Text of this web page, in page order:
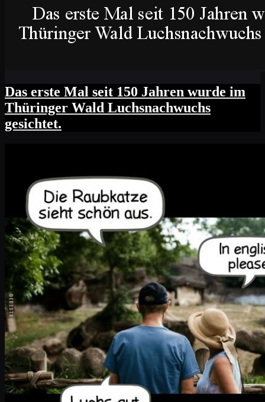
Das erste Mal seit 150 Jahren wurde im
Thüringer Wald Luchsnachwuchs
gesichtet.